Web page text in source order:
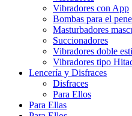
Vibradores con App
Bombas para el pene
Masturbadores
Succionadores
Vibradores doble
Vibradores tipo
Lencería y Disfraces
Disfraces
Para Ellos
Para Ellas